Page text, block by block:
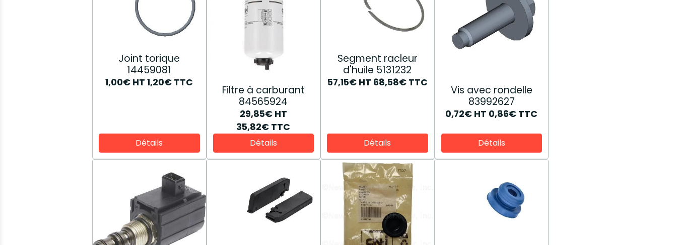
Joint torique
14459081
1,00€ HT 1,20€ TTC
Détails
Filtre à carburant
84565924
29,85€ HT
35,82€ TTC
Détails
Segment racleur
d'huile 5131232
57,15€ HT 68,58€ TTC
Détails
Vis avec rondelle
83992627
0,72€ HT 0,86€ TTC
Détails